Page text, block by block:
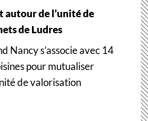
de l’unité de
de Ludres
Nancy s’associe avec 14
pour mutualiser
de valorisation